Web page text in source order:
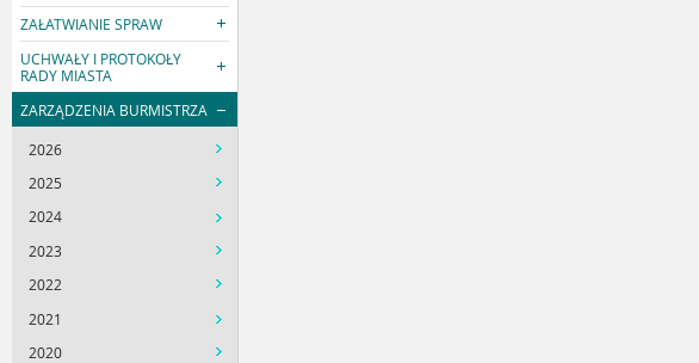
ZAŁATWIANIE SPRAW
UCHWAŁY I PROTOKOŁY
RADY MIASTA
ZARZĄDZENIA BURMISTRZA
2026
2025
2024
2023
2022
2021
2020